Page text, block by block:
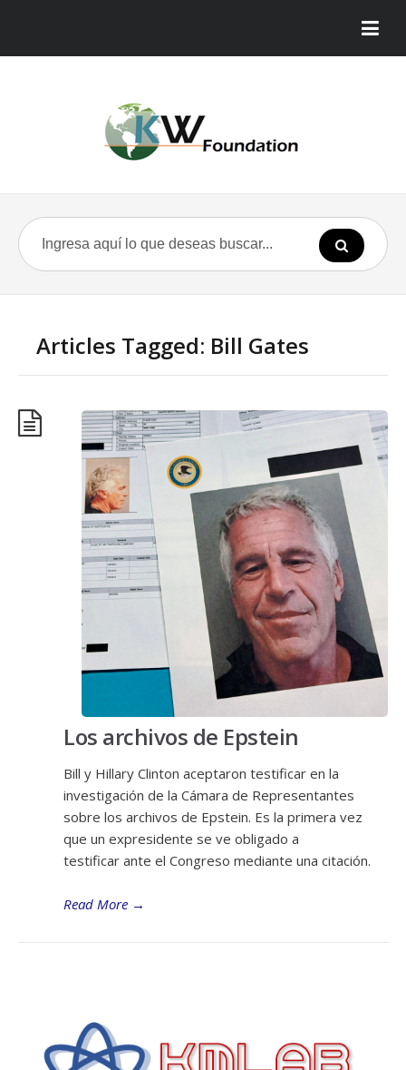
Articles Tagged: Bill Gates
Los archivos de Epstein
Bill y Hillary Clinton aceptaron testificar en la
investigación de la Cámara de Representantes
sobre los archivos de Epstein. Es la primera vez
que un expresidente se ve obligado a
testificar ante el Congreso mediante una citación.
Read More →